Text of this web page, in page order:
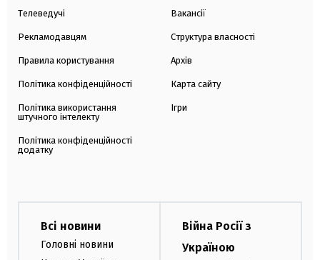
Телеведучі
Рекламодавцям
Правила користування
Політика конфіденційності
Політика використання
штучного інтелекту
Політика конфіденційності
додатку
Вакансії
Структура власності
Архів
Карта сайту
Ігри
Всі новини
Головні новини
Війна Росії з
Україною